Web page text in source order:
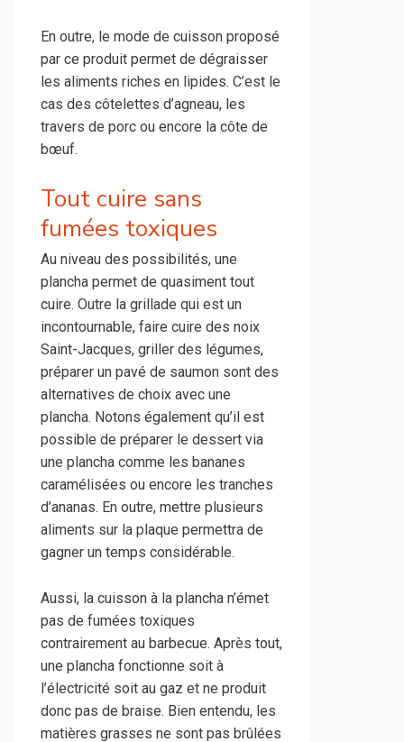
En outre, le mode de cuisson proposé
par ce produit permet de dégraisser
les aliments riches en lipides. C’est le
cas des côtelettes d’agneau, les
travers de porc ou encore la côte de
bœuf.
Tout cuire sans
fumées toxiques
Au niveau des possibilités, une
plancha permet de quasiment tout
cuire. Outre la grillade qui est un
incontournable, faire cuire des noix
Saint-Jacques, griller des légumes,
préparer un pavé de saumon sont des
alternatives de choix avec une
plancha. Notons également qu’il est
possible de préparer le dessert via
une plancha comme les bananes
caramélisées ou encore les tranches
d’ananas. En outre, mettre plusieurs
aliments sur la plaque permettra de
gagner un temps considérable.
Aussi, la cuisson à la plancha n’émet
pas de fumées toxiques
contrairement au barbecue. Après tout,
une plancha fonctionne soit à
l’électricité soit au gaz et ne produit
donc pas de braise. Bien entendu, les
matières grasses ne sont pas brûlées